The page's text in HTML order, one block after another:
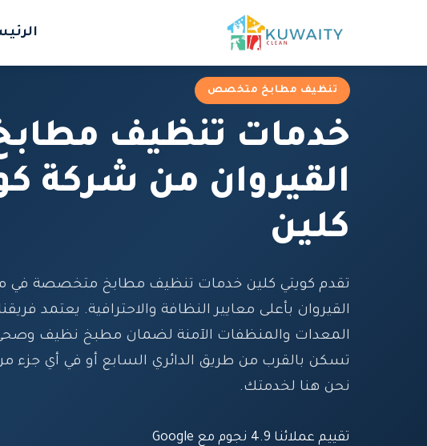
تنظيف مطابخ متخصص
خدمات تنظيف
القيروان من شركة
كلين
تقدم كويتي كلين خدمات تنظيف مطابخ متخصصة في
القيروان بأعلى معايير النظافة والاحترافية. يعتمد
المعدات والمنظفات الآمنة لضمان مطبخ نظيف
تسكن بالقرب من طريق الدائري السابع أو في أي جزء من
نحن هنا لخدمتك.
تقييم عملائنا 4.9 نجوم مع Google